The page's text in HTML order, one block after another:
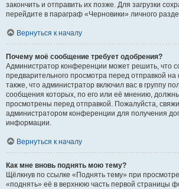
закончить и отправить их позже. Для загрузки
перейдите в параграф «Черновики» личного
Вернуться к началу
Почему моё сообщение требует одобрения?
Администратор конференции может решить, что
предварительного просмотра перед отправкой
также, что администратор включил вас в группу
сообщения которых, по его или её мнению,
просмотрены перед отправкой. Пожалуйста,
администратором конференции для получения
информации.
Вернуться к началу
Как мне вновь поднять мою тему?
Щёлкнув по ссылке «Поднять тему» при
«поднять» её в верхнюю часть первой страницы